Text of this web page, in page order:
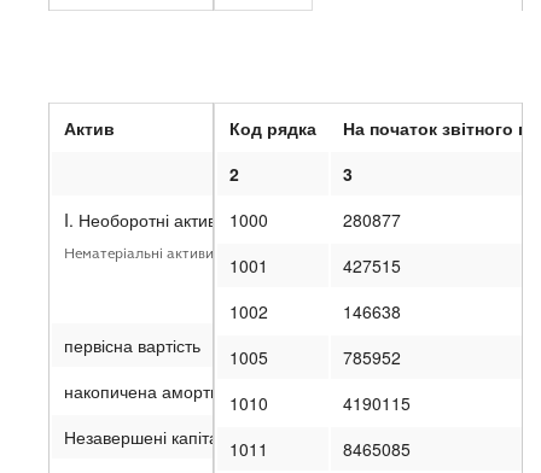
Код рядка На початок звітного
2
3
1000
280877
1001
427515
1002
146638
1005
785952
1010
4190115
1011
8465085
Актив
1
I. Необоротні активи
Нематеріальні активи
первісна вартість
накопичена амортизація
Незавершені капітальні інвестиції